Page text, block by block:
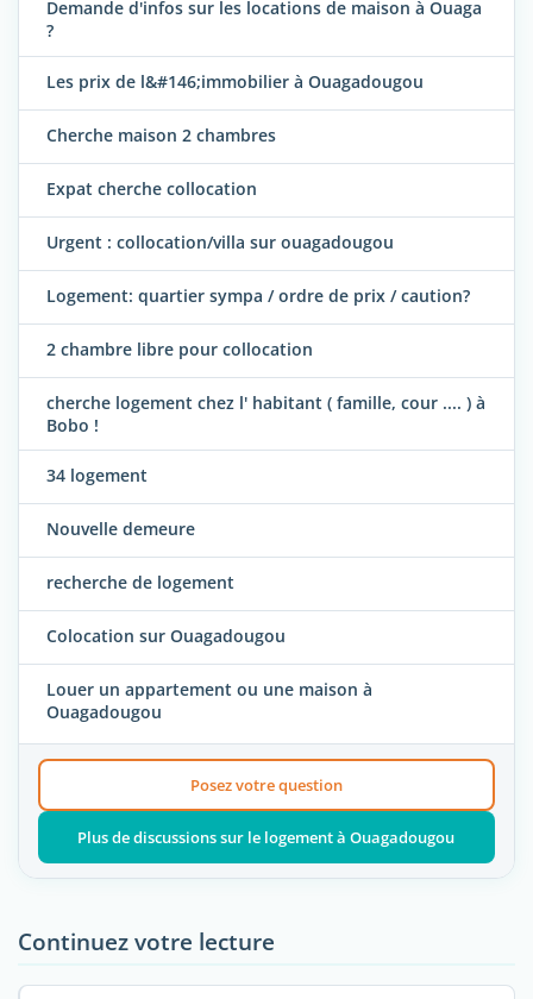
Demande d'infos sur les locations de maison à Ouaga
?
Les prix de l&#146;immobilier à Ouagadougou
Cherche maison 2 chambres
Expat cherche collocation
Urgent : collocation/villa sur ouagadougou
Logement: quartier sympa / ordre de prix / caution?
2 chambre libre pour collocation
cherche logement chez l' habitant ( famille, cour .... ) à
Bobo !
34 logement
Nouvelle demeure
recherche de logement
Colocation sur Ouagadougou
Louer un appartement ou une maison à
Ouagadougou
Posez votre question
Plus de discussions sur le logement à Ouagadougou
Continuez votre lecture